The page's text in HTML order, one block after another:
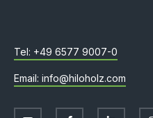
+49 6577 9007-0
info@hiloholz.com